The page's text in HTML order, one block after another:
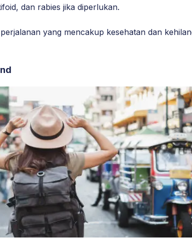
dan rabies jika diperlukan.
yang mencakup kesehatan dan